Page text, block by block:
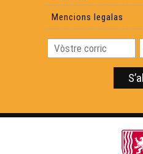
Libre 33 : Lo
Libre 34 : Vidas et
Libre 36 : Les
Mencions legalas